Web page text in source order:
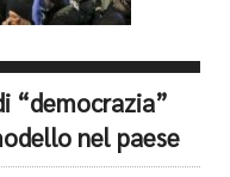
“democrazia”
nel paese